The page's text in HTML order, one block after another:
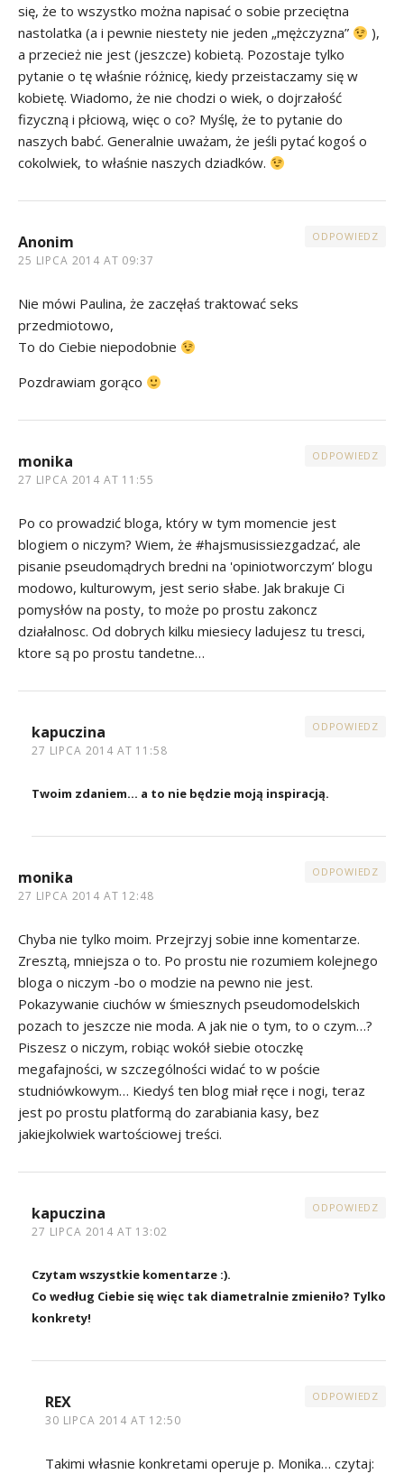
się, że to wszystko można napisać o sobie przeciętna
nastolatka (a i pewnie niestety nie jeden „mężczyzna”
),
a przecież nie jest (jeszcze) kobietą. Pozostaje tylko
pytanie o tę właśnie różnicę, kiedy przeistaczamy się w
kobietę. Wiadomo, że nie chodzi o wiek, o dojrzałość
fizyczną i płciową, więc o co? Myślę, że to pytanie do
naszych babć. Generalnie uważam, że jeśli pytać kogoś o
cokolwiek, to właśnie naszych dziadków.
Anonim
25 LIPCA 2014 AT 09:37
ODPOWIEDZ
Nie mówi Paulina, że zaczęłaś traktować seks
przedmiotowo,
To do Ciebie niepodobnie
Pozdrawiam gorąco
monika
27 LIPCA 2014 AT 11:55
ODPOWIEDZ
Po co prowadzić bloga, który w tym momencie jest
blogiem o niczym? Wiem, że #hajsmusissiezgadzać, ale
pisanie pseudomądrych bredni na 'opiniotworczym’ blogu
modowo, kulturowym, jest serio słabe. Jak brakuje Ci
pomysłów na posty, to może po prostu zakoncz
działalnosc. Od dobrych kilku miesiecy ladujesz tu tresci,
ktore są po prostu tandetne…
kapuczina
27 LIPCA 2014 AT 11:58
ODPOWIEDZ
Twoim zdaniem… a to nie będzie moją inspiracją.
monika
27 LIPCA 2014 AT 12:48
ODPOWIEDZ
Chyba nie tylko moim. Przejrzyj sobie inne komentarze.
Zresztą, mniejsza o to. Po prostu nie rozumiem kolejnego
bloga o niczym -bo o modzie na pewno nie jest.
Pokazywanie ciuchów w śmiesznych pseudomodelskich
pozach to jeszcze nie moda. A jak nie o tym, to o czym…?
Piszesz o niczym, robiąc wokół siebie otoczkę
megafajności, w szczególności widać to w poście
studniówkowym… Kiedyś ten blog miał ręce i nogi, teraz
jest po prostu platformą do zarabiania kasy, bez
jakiejkolwiek wartościowej treści.
kapuczina
27 LIPCA 2014 AT 13:02
ODPOWIEDZ
Czytam wszystkie komentarze :).
Co według Ciebie się więc tak diametralnie zmieniło? Tylko
konkrety!
REX
30 LIPCA 2014 AT 12:50
ODPOWIEDZ
Takimi własnie konkretami operuje p. Monika… czytaj: